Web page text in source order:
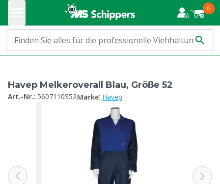
0
Havep Melkeroverall Blau, Größe 52
Art.-Nr.: 5607110S52Marke: Havep